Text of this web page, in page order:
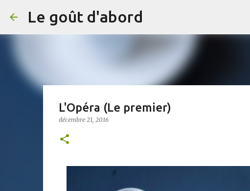
Le goût d'abord
L'Opéra (Le premier)
décembre 21, 2016